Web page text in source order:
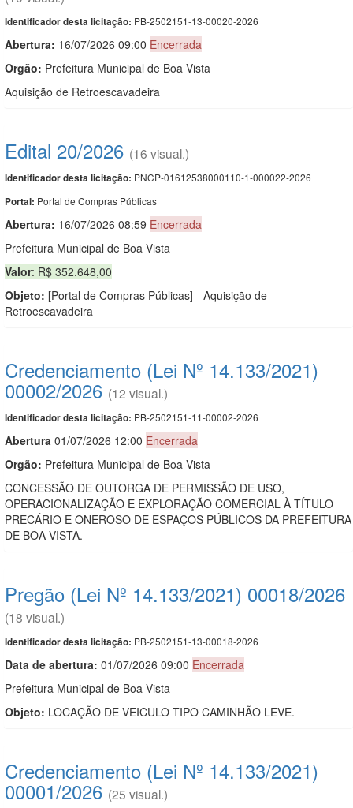
Identificador desta licitação: PB-2502151-13-00020-2026
Abertura: 16/07/2026 09:00 Encerrada
Orgão: Prefeitura Municipal de Boa Vista
Aquisição de Retroescavadeira
Edital 20/2026 (16 visual.)
Identificador desta licitação: PNCP-01612538000110-1-000022-2026
Portal: Portal de Compras Públicas
Abertura: 16/07/2026 08:59 Encerrada
Prefeitura Municipal de Boa Vista
Valor: R$ 352.648,00
Objeto: [Portal de Compras Públicas] - Aquisição de
Retroescavadeira
Credenciamento (Lei Nº 14.133/2021)
00002/2026 (12 visual.)
Identificador desta licitação: PB-2502151-11-00002-2026
Abertura 01/07/2026 12:00 Encerrada
Orgão: Prefeitura Municipal de Boa Vista
CONCESSÃO DE OUTORGA DE PERMISSÃO DE USO,
OPERACIONALIZAÇÃO E EXPLORAÇÃO COMERCIAL À TÍTULO
PRECÁRIO E ONEROSO DE ESPAÇOS PÚBLICOS DA PREFEITURA
DE BOA VISTA.
Pregão (Lei Nº 14.133/2021) 00018/2026
(18 visual.)
Identificador desta licitação: PB-2502151-13-00018-2026
Data de abertura: 01/07/2026 09:00 Encerrada
Prefeitura Municipal de Boa Vista
Objeto: LOCAÇÃO DE VEICULO TIPO CAMINHÃO LEVE.
Credenciamento (Lei Nº 14.133/2021)
00001/2026 (25 visual.)